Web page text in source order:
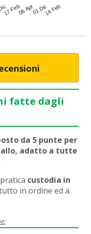
17 Feb06 Apr01 Dic14 Feb
fatte dagli
da 5 punte per
adatto a tutte
custodia in
in ordine ed a